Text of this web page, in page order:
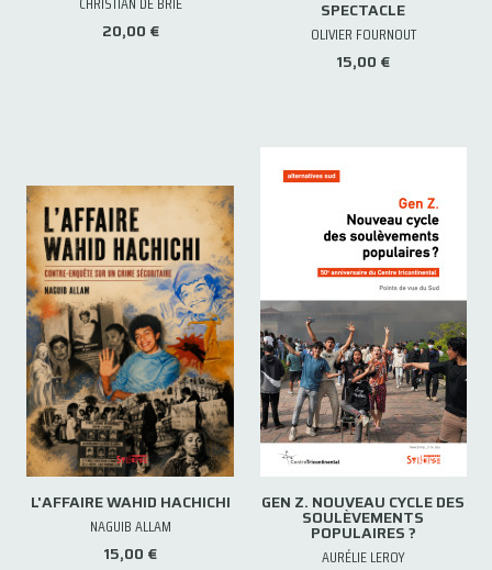
20,00 €
SPECTACLE
OLIVIER FOURNOUT
15,00 €
L'AFFAIRE WAHID HACHICHI
NAGUIB ALLAM
15,00 €
GEN Z. NOUVEAU CYCLE DES
SOULÈVEMENTS
POPULAIRES ?
AURÉLIE LEROY